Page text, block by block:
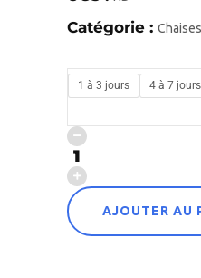
Catégorie : Chaises
1 à 3 jours 4 à 7 jours
AJOUTER AU